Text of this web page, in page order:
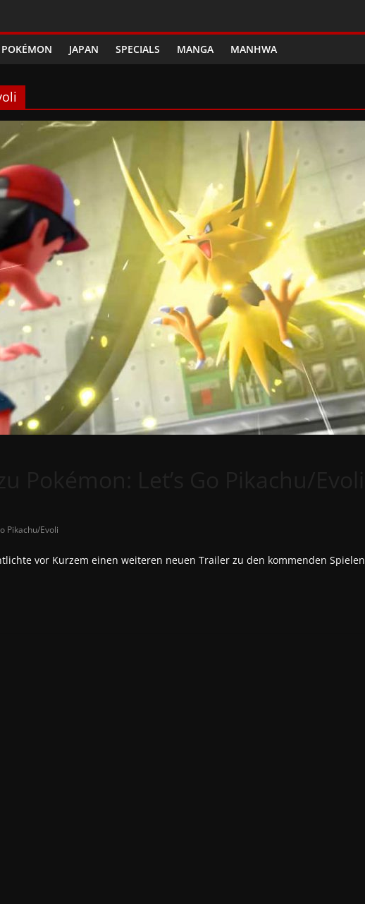
POKÉMON JAPAN SPECIALS MANGA MANHWA
Pikachu/Evoli
vor Kurzem einen weiteren neuen Trailer zu den kommenden Spielen